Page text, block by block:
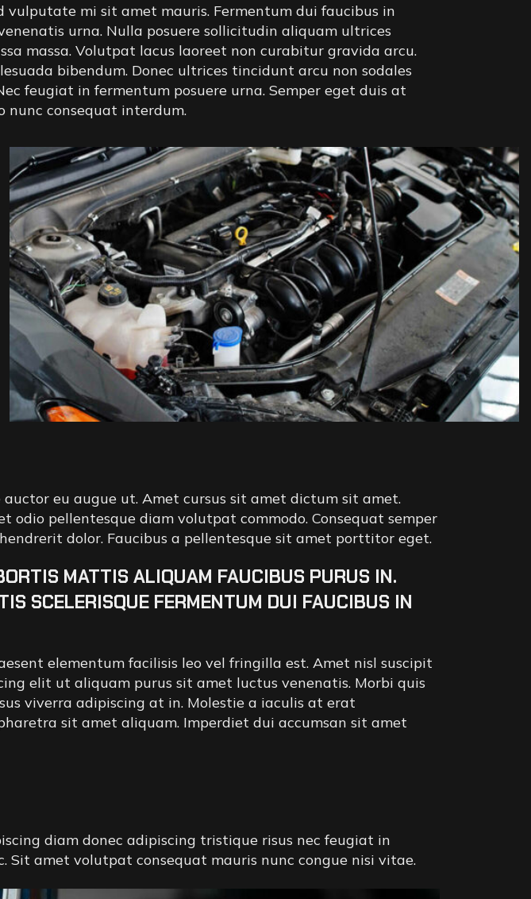
vulputate mi sit amet mauris. Fermentum dui faucibus in
urna. Nulla posuere sollicitudin aliquam ultrices
massa. Volutpat lacus laoreet non curabitur gravida arcu.
bibendum. Donec ultrices tincidunt arcu non sodales
feugiat in fermentum posuere urna. Semper eget duis at
nunc consequat interdum.
eu augue ut. Amet cursus sit amet dictum sit amet.
pellentesque diam volutpat commodo. Consequat semper
dolor. Faucibus a pellentesque sit amet porttitor eget.
MATTIS ALIQUAM FAUCIBUS PURUS IN.
SCELERISQUE FERMENTUM DUI FAUCIBUS IN
elementum facilisis leo vel fringilla est. Amet nisl suscipit
elit ut aliquam purus sit amet luctus venenatis. Morbi quis
viverra adipiscing at in. Molestie a iaculis at erat
sit amet aliquam. Imperdiet dui accumsan sit amet
diam donec adipiscing tristique risus nec feugiat in
Sit amet volutpat consequat mauris nunc congue nisi vitae.